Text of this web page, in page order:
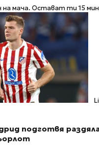
на мача. Остават ти 15
подготвя